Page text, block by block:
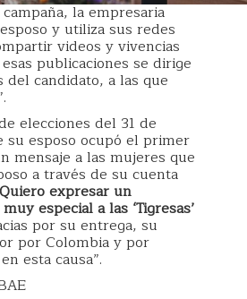
la empresaria
y utiliza sus redes
videos y vivencias
publicaciones se dirige
del candidato, a las que
elecciones del 31 de
su esposo ocupó el primer
mensaje a las mujeres que
a través de su cuenta
Quiero expresar un
especial a las ‘Tigresas’
por su entrega, su
por Colombia y por
esta causa”.